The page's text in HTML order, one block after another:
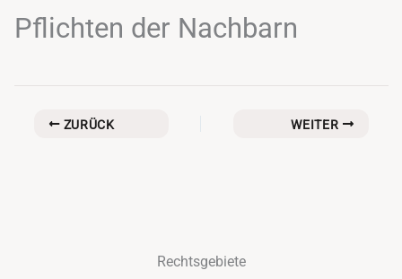
Pflichten der Nachbarn
ZURÜCK WEITER
Rechtsgebiete